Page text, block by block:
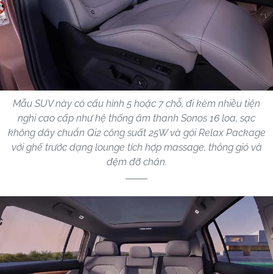
Mẫu SUV này có cấu hình 5 hoặc 7 chỗ, đi kèm nhiều tiện
nghi cao cấp như hệ thống âm thanh Sonos 16 loa, sạc
không dây chuẩn Qi2 công suất 25W và gói Relax Package
với ghế trước dạng lounge tích hợp massage, thông gió và
đệm đỡ chân.